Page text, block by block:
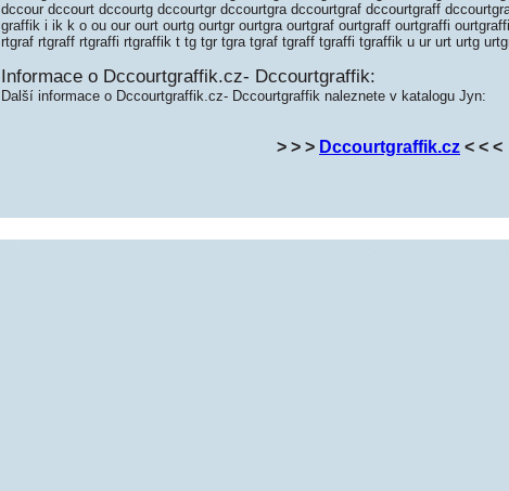
dccour dccourt dccourtg dccourtgr dccourtgra dccourtgraf dccourtgraff
graffik i ik k o ou our ourt ourtg ourtgr ourtgra ourtgraf ourtgraff ourtgraffi
rtgraf rtgraff rtgraffi rtgraffik t tg tgr tgra tgraf tgraff tgraffi tgraffik u ur urt urtg
Informace o Dccourtgraffik.cz- Dccourtgraffik:
Další informace o Dccourtgraffik.cz- Dccourtgraffik naleznete v katalogu Jyn:
> > > Dccourtgraffik.cz < < <